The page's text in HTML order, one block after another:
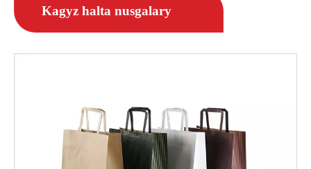
Kagyz halta nusgalary